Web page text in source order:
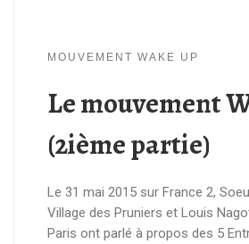
MOUVEMENT WAKE UP
Le mouvement
(2ième partie)
Le 31 mai 2015 sur France 2,
Village des Pruniers et Louis
Paris ont parlé à propos des 5